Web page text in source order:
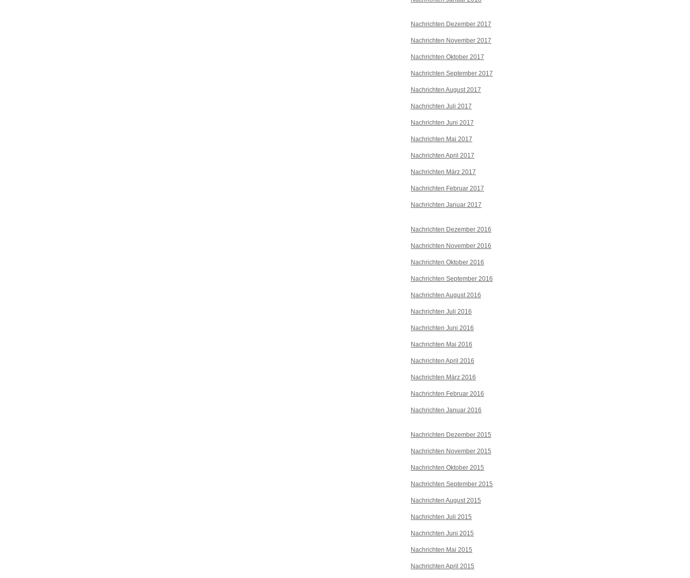
Nachrichten Dezember 2017
Nachrichten November 2017
Nachrichten Oktober 2017
Nachrichten September 2017
Nachrichten August 2017
Nachrichten Juli 2017
Nachrichten Juni 2017
Nachrichten Mai 2017
Nachrichten April 2017
Nachrichten März 2017
Nachrichten Februar 2017
Nachrichten Januar 2017
Nachrichten Dezember 2016
Nachrichten November 2016
Nachrichten Oktober 2016
Nachrichten September 2016
Nachrichten August 2016
Nachrichten Juli 2016
Nachrichten Juni 2016
Nachrichten Mai 2016
Nachrichten April 2016
Nachrichten März 2016
Nachrichten Februar 2016
Nachrichten Januar 2016
Nachrichten Dezember 2015
Nachrichten November 2015
Nachrichten Oktober 2015
Nachrichten September 2015
Nachrichten August 2015
Nachrichten Juli 2015
Nachrichten Juni 2015
Nachrichten Mai 2015
Nachrichten April 2015